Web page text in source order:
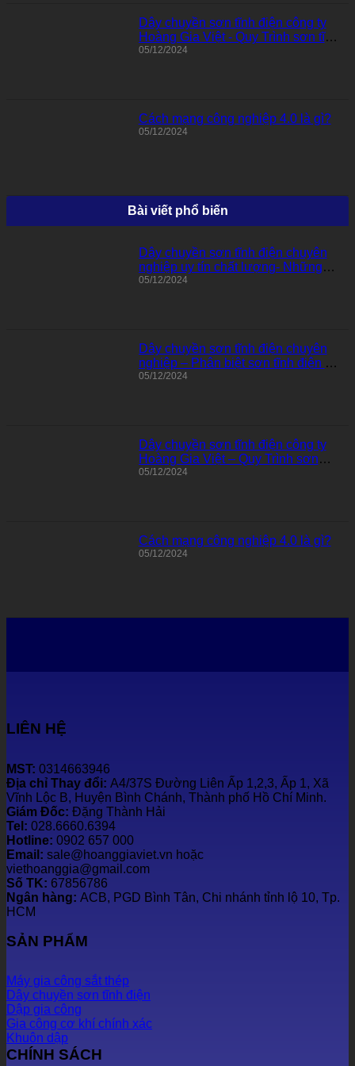
Dây chuyền sơn tĩnh điện công ty
Hoàng Gia Việt - Quy Trình sơn tĩnh
điện
05/12/2024
Cách mạng công nghiệp 4.0 là gì?
05/12/2024
Bài viết phổ biến
Dây chuyền sơn tĩnh điện chuyên
nghiệp uy tín chất lượng- Những
điều cần biết về sơn tĩnh điện
05/12/2024
Dây chuyền sơn tĩnh điện chuyên
nghiệp – Phân biệt sơn tĩnh điện và
sơn nước thông thường
05/12/2024
Dây chuyền sơn tĩnh điện công ty
Hoàng Gia Việt – Quy Trình sơn
tĩnh điện
05/12/2024
Cách mạng công nghiệp 4.0 là gì?
05/12/2024
LIÊN HỆ
MST: 0314663946
Địa chỉ Thay đổi: A4/37S Đường Liên Ấp 1,2,3, Ấp 1, Xã
Vĩnh Lộc B, Huyện Bình Chánh, Thành phố Hồ Chí Minh.
Giám Đốc: Đặng Thành Hải
Tel: 028.6660.6394
Hotline: 0902 657 000
Email: sale@hoanggiaviet.vn hoặc
viethoanggia@gmail.com
Số TK: 67856786
Ngân hàng: ACB, PGD Bình Tân, Chi nhánh tỉnh lộ 10, Tp.
HCM
SẢN PHẨM
Máy gia công sắt thép
Dây chuyền sơn tĩnh điện
Dập gia công
Gia công cơ khí chính xác
Khuôn dập
CHÍNH SÁCH